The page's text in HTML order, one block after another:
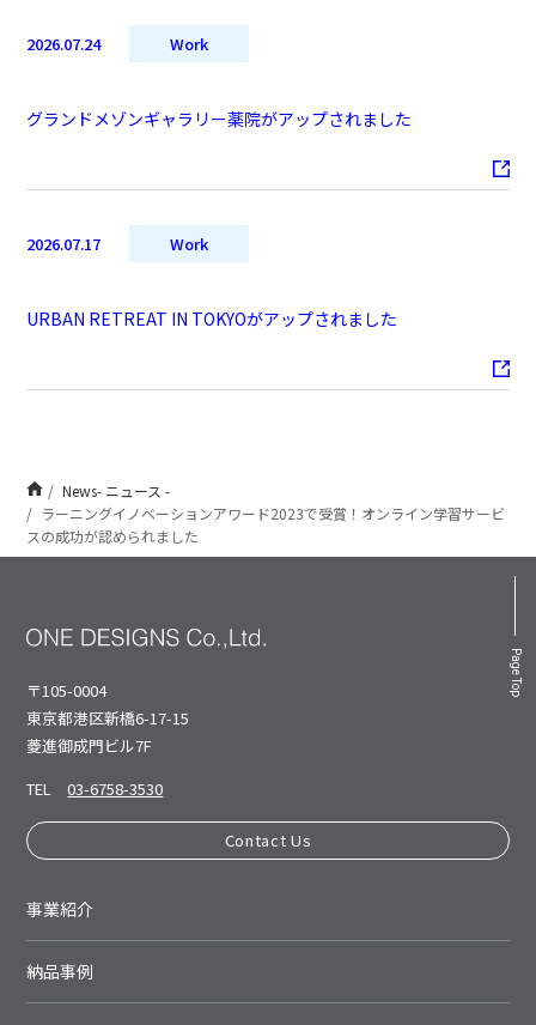
2026.07.24 Work
グランドメゾンギャラリー薬院がアップされました
2026.07.17 Work
URBAN RETREAT IN TOKYOがアップされました
News- ニュース -
ラーニングイノベーションアワード2023で受賞！オンライン学習サービ
スの成功が認められました
Page Top
〒105-0004
東京都港区新橋6-17-15
菱進御成⾨ビル7F
TEL
03-6758-3530
Contact Us
事業紹介
納品事例